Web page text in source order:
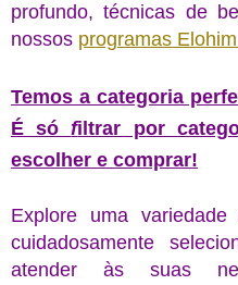
profundo, técnicas de
nossos programas
Temos a categoria
É sófiltrar por
escolher e comprar!
Explore uma
cuidadosamente
atender às suas